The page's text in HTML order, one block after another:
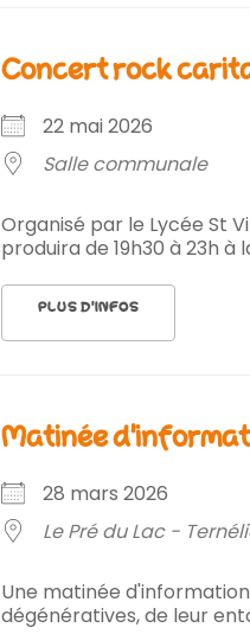
concert rock
22 mai 2026
Salle communale
Organisé par le Lycée St
produira de 19h30 à 23h
PLUS D’INFOS
matinée
28 mars 2026
Le Pré du Lac -
Une matinée
dégénératives, de leur